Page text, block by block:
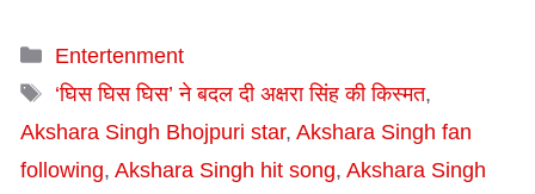
Categories
Entertenment
Tags
‘घिस घिस घिस’ ने बदल दी अक्षरा सिंह की किस्मत,
Akshara Singh Bhojpuri star, Akshara Singh fan
following, Akshara Singh hit song, Akshara Singh